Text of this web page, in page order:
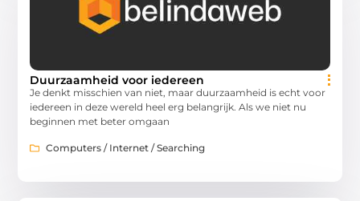
Duurzaamheid voor iedereen
Je denkt misschien van niet, maar duurzaamheid is echt voor
iedereen in deze wereld heel erg belangrijk. Als we niet nu
beginnen met beter omgaan
Computers / Internet / Searching